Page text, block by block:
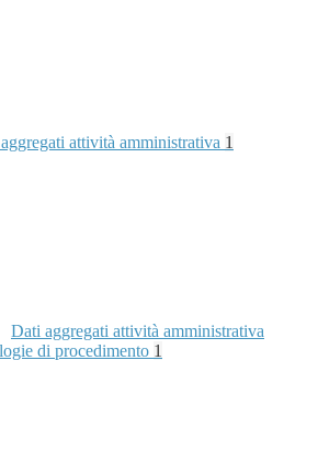
attività amministrativa 1
Dati aggregati attività amministrativa
di procedimento 1